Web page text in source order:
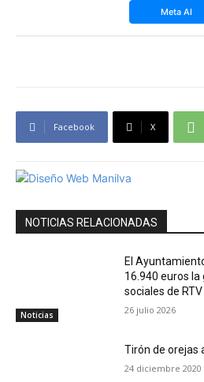
Meta AI
Facebook X
NOTICIAS RELACIONADAS
Noticias
El
16.940 euros la
sociales de
26 julio 2026
Tirón de orejas
24 diciembre 2020